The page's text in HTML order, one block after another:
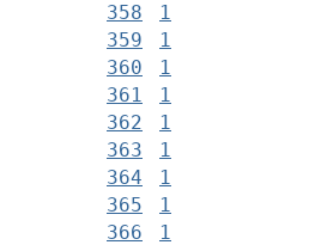
358
1
359
1
360
1
361
1
362
1
363
1
364
1
365
1
366
1